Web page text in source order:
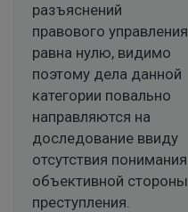
разъяснений
правового управления
равна нулю, видимо
поэтому дела данной
категории повально
направляются на
доследование ввиду
отсутствия понимания
объективной стороны
преступления.